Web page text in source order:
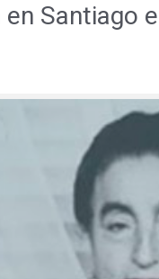
Santiago